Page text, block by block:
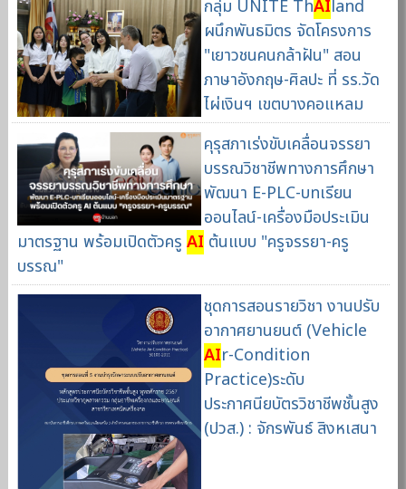
กลุ่ม UNITE ThAIland
ผนึกพันธมิตร จัดโครงการ
"เยาวชนคนกล้าฝัน" สอน
ภาษาอังกฤษ-ศิลปะ ที่ รร.วัด
ไผ่เงินฯ เขตบางคอแหลม
คุรุสภาเร่งขับเคลื่อนจรรยา
บรรณวิชาชีพทางการศึกษา
พัฒนา E-PLC-บทเรียน
ออนไลน์-เครื่องมือประเมิน
มาตรฐาน พร้อมเปิดตัวครูAI ต้นแบบ "ครูจรรยา-ครู
บรรณ"
ชุดการสอนรายวิชา งานปรับ
อากาศยานยนต์ (Vehicle
AIr-Condition
Practice)ระดับ
ประกาศนียบัตรวิชาชีพชั้นสูง
(ปวส.) : จักรพันธ์ สิงหเสนา